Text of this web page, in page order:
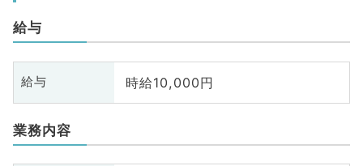
給与
給与 時給10,000円
業務内容